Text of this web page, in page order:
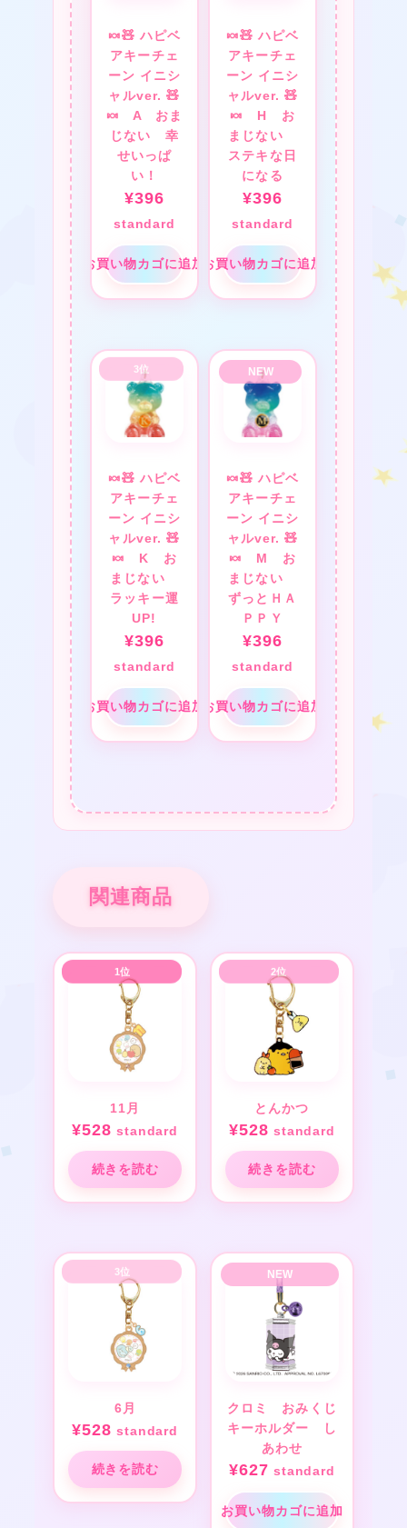
🍬🧸 ハピベ
アキーチェ
ーン イニシ
ャルver. 🧸
🍬 A おま
じない 幸
せいっぱ
い！
¥396
standard
お買い物カゴに追加
🍬🧸 ハピベ
アキーチェ
ーン イニシ
ャルver. 🧸
🍬 H お
まじない
ステキな日
になる
¥396
standard
お買い物カゴに追加
🍬🧸 ハピベ
アキーチェ
ーン イニシ
ャルver. 🧸
🍬 K お
まじない
ラッキー運
UP!
¥396
standard
お買い物カゴに追加
🍬🧸 ハピベ
アキーチェ
ーン イニシ
ャルver. 🧸
🍬 M お
まじない
ずっとＨＡ
ＰＰＹ
¥396
standard
お買い物カゴに追加
関連商品
11月
¥528 standard
続きを読む
とんかつ
¥528 standard
続きを読む
6月
¥528 standard
続きを読む
クロミ おみくじ
キーホルダー し
あわせ
¥627 standard
お買い物カゴに追加
★
❤
★
★
★
❤
★